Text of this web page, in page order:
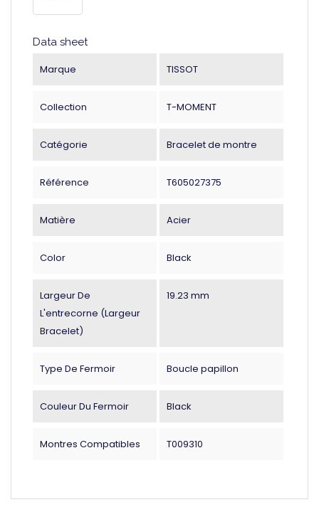
Data sheet
Marque TISSOT
Collection T-MOMENT
Catégorie Bracelet de montre
Référence T605027375
Matière Acier
Color Black
Largeur De
L'entrecorne (largeur
Bracelet)
19.23 mm
Type De Fermoir Boucle papillon
Couleur Du Fermoir Black
Montres Compatibles T009310